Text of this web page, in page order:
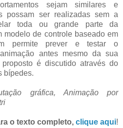
sejam similares e
possam ser realizadas sem a
toda ou grande parte da
modelo de controle baseado em
permite prever e testar o
antes mesmo da sua
é discutido através do
bípedes.
gráfica, Animação por
o texto completo, clique aqui!